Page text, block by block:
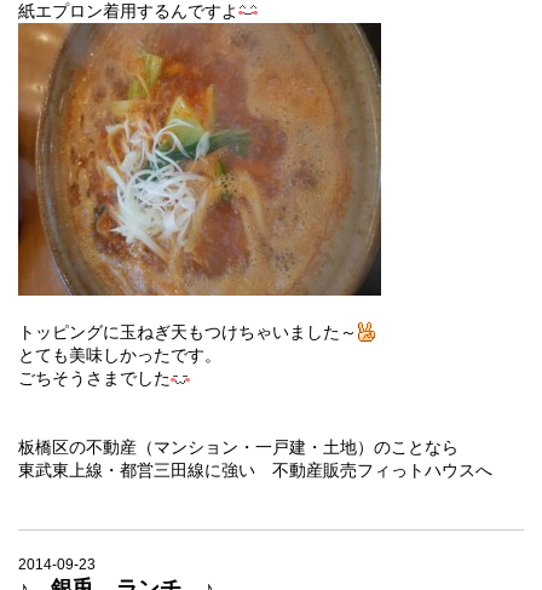
紙エプロン着用するんですよ
トッピングに玉ねぎ天もつけちゃいました～
とても美味しかったです。
ごちそうさまでした
板橋区の不動産（マンション・一戸建・土地）のことなら
東武東上線・都営三田線に強い 不動産販売フィっトハウスへ
2014-09-23